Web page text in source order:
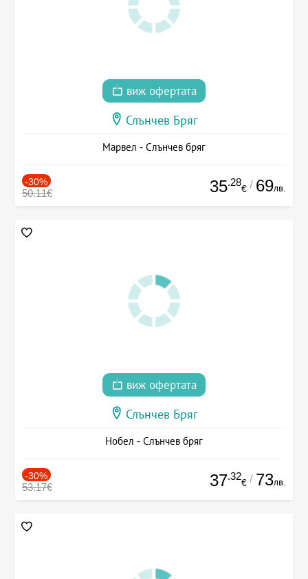
виж офертата
Слънчев Бряг
Марвел - Слънчев бряг
-30%
50.11€ 35.28
€ / 69лв.
виж офертата
Слънчев Бряг
Нобел - Слънчев бряг
-30%
53.17€ 37.32
€ / 73лв.